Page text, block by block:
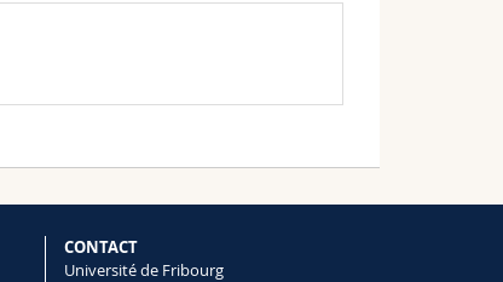
CONTACT
Université de Fribourg